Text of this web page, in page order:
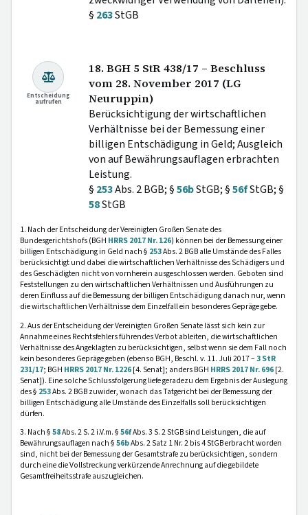
§ 263StGB
Entscheidung
aufrufen
18. BGH 5 StR 438/17 – Beschluss
vom 28. November 2017 (LG
Neuruppin)
Berücksichtigung der wirtschaftlichen
Verhältnisse bei der Bemessung einer
billigen Entschädigung in Geld; Ausgleich
von auf Bewährungsauflagen erbrachten
Leistung.
§ 253Abs. 2 BGB; §56bStGB; §56fStGB; §
58StGB
1. Nach der Entscheidung der Vereinigten Großen Senate des
Bundesgerichtshofs (BGH HRRS 2017 Nr. 126) können bei der Bemessung einer
billigen Entschädigung in Geld nach § 253Abs. 2 BGB alle Umstände des Falles
berücksichtigt und dabei die wirtschaftlichen Verhältnisse des Schädigers und
des Geschädigten nicht von vornherein ausgeschlossen werden. Geboten sind
Feststellungen zu den wirtschaftlichen Verhältnissen und Ausführungen zu
deren Einfluss auf die Bemessung der billigen Entschädigung danach nur, wenn
die wirtschaftlichen Verhältnisse dem Einzelfall ein besonderes Gepräge gebe.
2. Aus der Entscheidung der Vereinigten Großen Senate lässt sich kein zur
Annahme eines Rechtsfehlers führendes Verbot ableiten, die wirtschaftlichen
Verhältnisse des Angeklagten zu berücksichtigen, selbst wenn sie dem Fall noch
kein besonderes Gepräge geben (ebenso BGH, Beschl. v. 11. Juli 2017 –3 StR
231/17; BGH HRRS 2017 Nr. 1226[4. Senat]; anders BGH HRRS 2017 Nr. 696[2.
Senat]). Eine solche Schlussfolgerung liefe geradezu dem Ergebnis der Auslegung
des § 253Abs. 2 BGB zuwider, wonach das Tatgericht bei der Bemessung der
billigen Entschädigung alle Umstände des Einzelfalls soll berücksichtigen
dürfen.
3. Nach §58Abs. 2 S. 2 i.V.m. §56fAbs. 3 S. 2 StGB sind Leistungen, die auf
Bewährungsauflagen nach §56bAbs. 2 Satz 1 Nr. 2 bis 4 StGB erbracht worden
sind, nicht bei der Bemessung der Gesamtstrafe zu berücksichtigen, sondern
durch eine die Vollstreckung verkürzende Anrechnung auf die gebildete
Gesamtfreiheitsstrafe auszugleichen.